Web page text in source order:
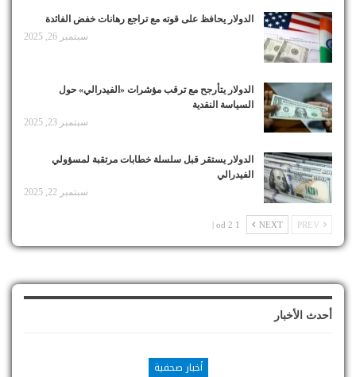
الدولار يحافظ على قوته مع تراجع رهانات خفض الفائدة
سبتمبر 26, 2025
الدولار يتأرجح مع ترقب مؤشرات «الفيدرالي» حول
السياسة النقدية
سبتمبر 23, 2025
الدولار يستقر قبل سلسلة خطابات مرتقبة لمسؤولي
الفيدرالي
سبتمبر 22, 2025
NEXT
1 od 2 |
أحدث الأخبار
أخبار صحفية